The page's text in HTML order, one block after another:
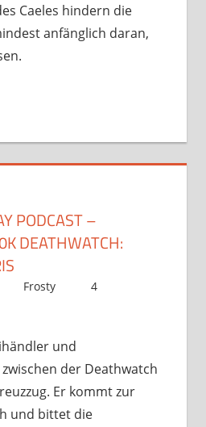
Caeles hindern die
anfänglich daran,
PODCAST –
DEATHWATCH:
Frosty
4
und
der Deathwatch
Er kommt zur
und bittet die